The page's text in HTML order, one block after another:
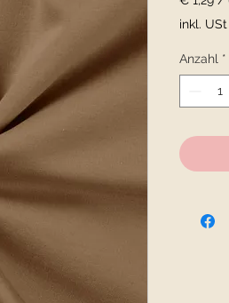
€ 1,29
0.1
Meter
inkl. USt
Anzahl *